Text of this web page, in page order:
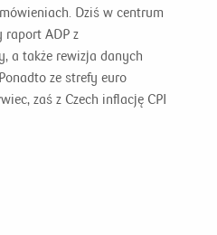
Dziś w centrum
raport ADP z
a także rewizja danych
ze strefy euro
zaś z Czech inflację CPI